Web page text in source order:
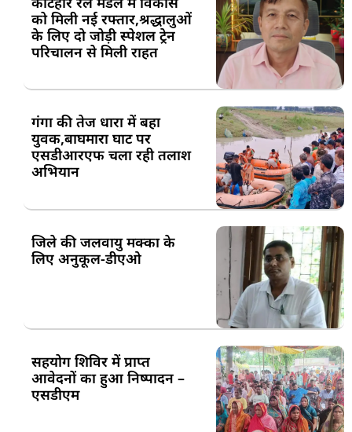
को मिली नई रफ्तार,श्रद्धालुओं
के लिए दो जोड़ी स्पेशल ट्रेन
परिचालन से मिली राहत
गंगा की तेज धारा में बहा
युवक,बाघमारा घाट पर
एसडीआरएफ चला रही तलाश
अभियान
जिले की जलवायु मक्का के
लिए अनुकूल-डीएओ
सहयोग शिविर में प्राप्त
आवेदनों का हुआ निष्पादन –
एसडीएम